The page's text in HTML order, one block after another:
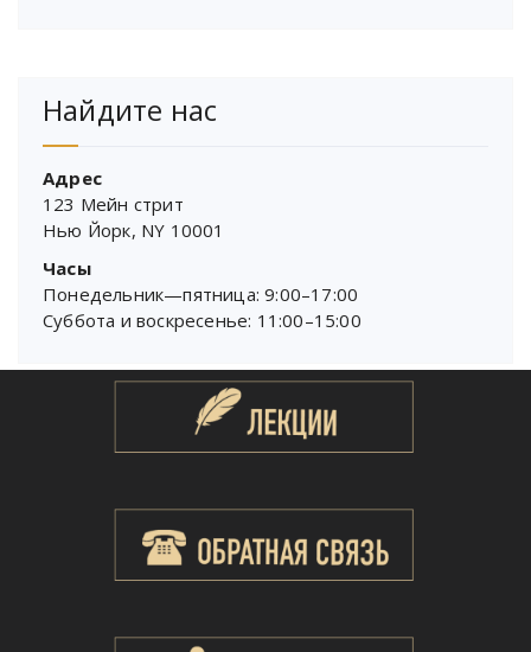
Найдите нас
Адрес
123 Мейн стрит
Нью Йорк, NY 10001
Часы
Понедельник—пятница: 9:00–17:00
Суббота и воскресенье: 11:00–15:00